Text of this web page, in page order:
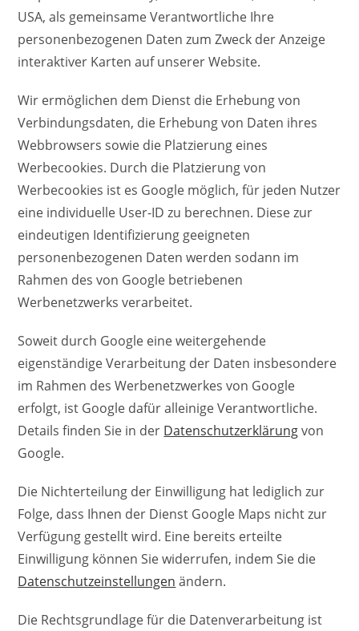
USA, als gemeinsame Verantwortliche Ihre
personenbezogenen Daten zum Zweck der Anzeige
interaktiver Karten auf unserer Website.
Wir ermöglichen dem Dienst die Erhebung von
Verbindungsdaten, die Erhebung von Daten ihres
Webbrowsers sowie die Platzierung eines
Werbecookies. Durch die Platzierung von
Werbecookies ist es Google möglich, für jeden Nutzer
eine individuelle User-ID zu berechnen. Diese zur
eindeutigen Identifizierung geeigneten
personenbezogenen Daten werden sodann im
Rahmen des von Google betriebenen
Werbenetzwerks verarbeitet.
Soweit durch Google eine weitergehende
eigenständige Verarbeitung der Daten insbesondere
im Rahmen des Werbenetzwerkes von Google
erfolgt, ist Google dafür alleinige Verantwortliche.
Details finden Sie in der Datenschutzerklärungvon
Google.
Die Nichterteilung der Einwilligung hat lediglich zur
Folge, dass Ihnen der Dienst Google Maps nicht zur
Verfügung gestellt wird. Eine bereits erteilte
Einwilligung können Sie widerrufen, indem Sie die
Datenschutzeinstellungen ändern.
Die Rechtsgrundlage für die Datenverarbeitung ist